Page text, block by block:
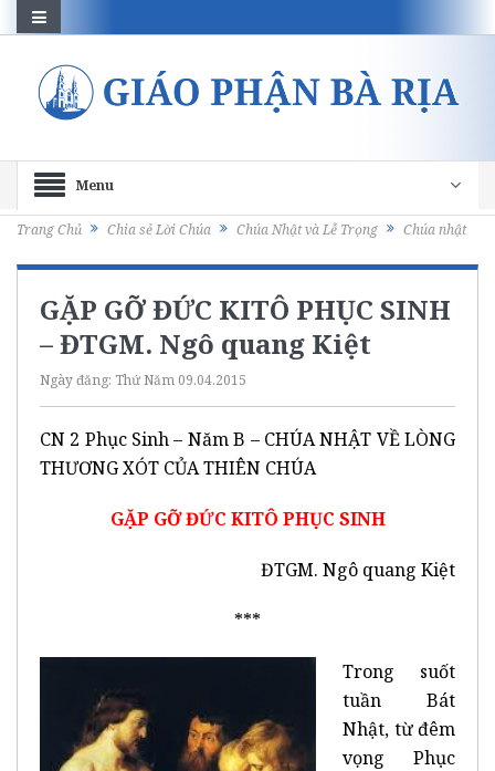
Menu
Trang Chủ Chia sẻ Lời Chúa Chúa Nhật và Lễ Trọng Chúa nhật
GẶP GỠ ĐỨC KITÔ PHỤC SINH
– ĐTGM. Ngô quang Kiệt
Ngày đăng: Thứ Năm 09.04.2015
CN 2 Phục Sinh – Năm B – CHÚA NHẬT VỀ LÒNG
THƯƠNG XÓT CỦA THIÊN CHÚA
GẶP GỠ ĐỨC KITÔ PHỤC SINH
ĐTGM. Ngô quang Kiệt
***
Trong suốt
tuần Bát
Nhật, từ đêm
vọng Phục